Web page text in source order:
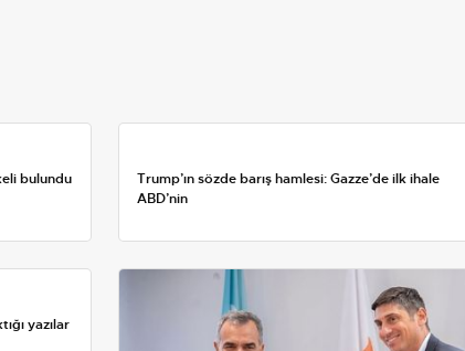
bulundu
Trump’ın sözde barış hamlesi: Gazze’de ilk ihale
ABD’nin
yazılar